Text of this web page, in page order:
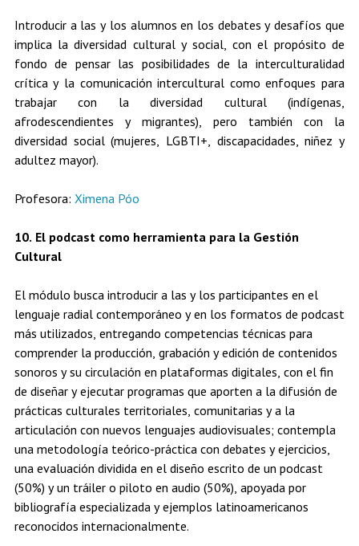
Introducir a las y los alumnos en los debates y desafíos que
implica la diversidad cultural y social, con el propósito de
fondo de pensar las posibilidades de la interculturalidad
crítica y la comunicación intercultural como enfoques para
trabajar con la diversidad cultural (indígenas,
afrodescendientes y migrantes), pero también con la
diversidad social (mujeres, LGBTI+, discapacidades, niñez y
adultez mayor).
Profesora: Ximena Póo
10. El podcast como herramienta para la Gestión
Cultural
El módulo busca introducir a las y los participantes en el
lenguaje radial contemporáneo y en los formatos de podcast
más utilizados, entregando competencias técnicas para
comprender la producción, grabación y edición de contenidos
sonoros y su circulación en plataformas digitales, con el fin
de diseñar y ejecutar programas que aporten a la difusión de
prácticas culturales territoriales, comunitarias y a la
articulación con nuevos lenguajes audiovisuales; contempla
una metodología teórico-práctica con debates y ejercicios,
una evaluación dividida en el diseño escrito de un podcast
(50%) y un tráiler o piloto en audio (50%), apoyada por
bibliografía especializada y ejemplos latinoamericanos
reconocidos internacionalmente.